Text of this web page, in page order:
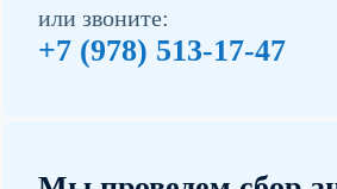
или звоните:
+7 (978) 513-17-47